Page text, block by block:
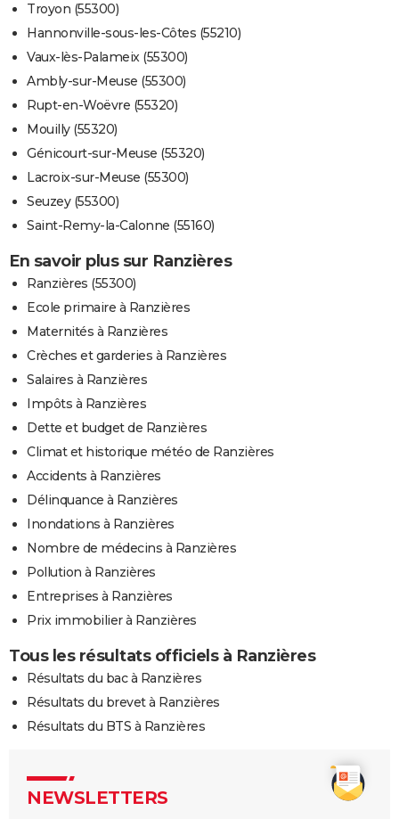
Troyon (55300)
Hannonville-sous-les-Côtes (55210)
Vaux-lès-Palameix (55300)
Ambly-sur-Meuse (55300)
Rupt-en-Woëvre (55320)
Mouilly (55320)
Génicourt-sur-Meuse (55320)
Lacroix-sur-Meuse (55300)
Seuzey (55300)
Saint-Remy-la-Calonne (55160)
En savoir plus sur Ranzières
Ranzières (55300)
Ecole primaire à Ranzières
Maternités à Ranzières
Crèches et garderies à Ranzières
Salaires à Ranzières
Impôts à Ranzières
Dette et budget de Ranzières
Climat et historique météo de Ranzières
Accidents à Ranzières
Délinquance à Ranzières
Inondations à Ranzières
Nombre de médecins à Ranzières
Pollution à Ranzières
Entreprises à Ranzières
Prix immobilier à Ranzières
Tous les résultats officiels à Ranzières
Résultats du bac à Ranzières
Résultats du brevet à Ranzières
Résultats du BTS à Ranzières
NEWSLETTERS